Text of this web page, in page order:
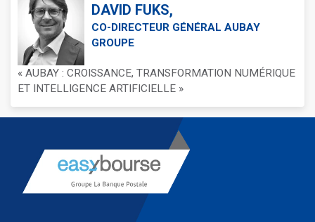
DAVID FUKS,
CO-DIRECTEUR GÉNÉRAL AUBAY
GROUPE
« AUBAY : CROISSANCE, TRANSFORMATION NUMÉRIQUE
ET INTELLIGENCE ARTIFICIELLE »